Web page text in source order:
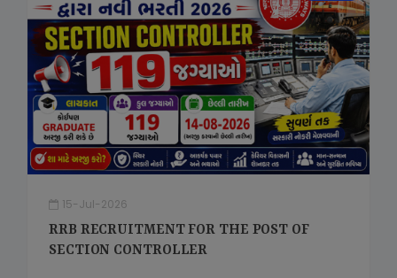
15-Jul-2026
RRB RECRUITMENT FOR THE POST OF
SECTION CONTROLLER